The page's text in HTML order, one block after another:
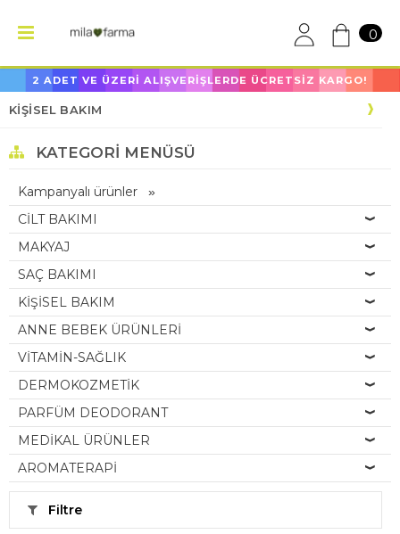
0
2 ADET VE ÜZERİ ALIŞVERİŞLERDE ÜCRETSİZ KARGO!
KİŞİSEL BAKIM
KATEGORI MENÜSÜ
Kampanyalı ürünler
CİLT BAKIMI
MAKYAJ
SAÇ BAKIMI
KİŞİSEL BAKIM
ANNE BEBEK ÜRÜNLERİ
VİTAMİN-SAĞLIK
DERMOKOZMETİK
PARFÜM DEODORANT
MEDİKAL ÜRÜNLER
AROMATERAPİ
Filtre